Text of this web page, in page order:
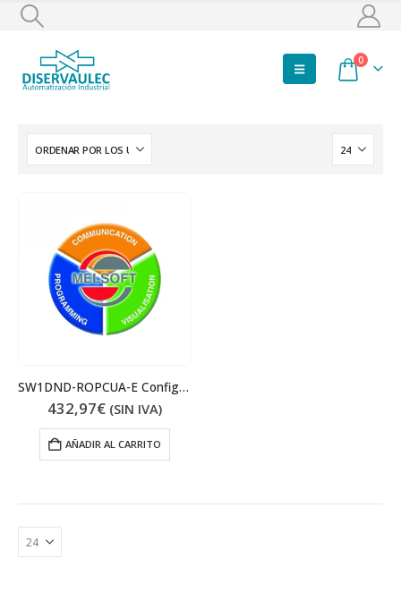
0
SW1DND-ROPCUA-E Configurador de módulo
432,97€ (SIN IVA)
AÑADIR AL CARRITO